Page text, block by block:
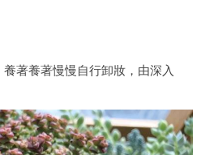
著養著慢慢自行卸妝，由深入